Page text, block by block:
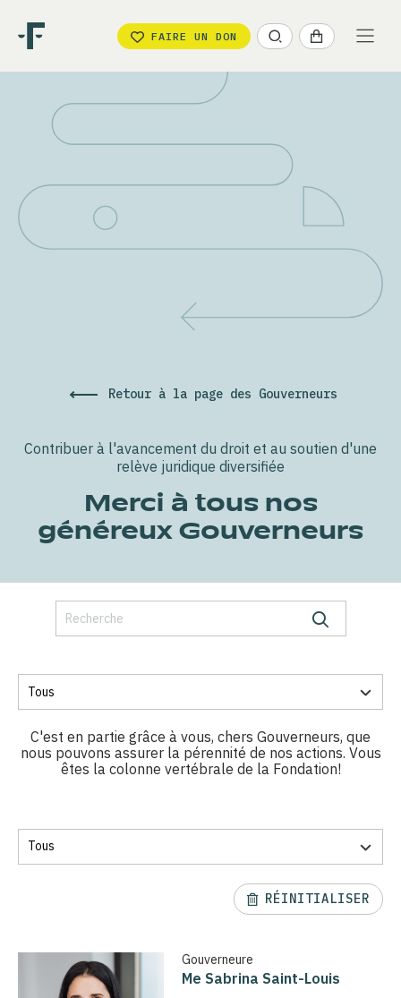
FAIRE UN DON
Retour à la page des Gouverneurs
Contribuer à l'avancement du droit et au soutien d'une
relève juridique diversifiée
Merci à tous nos
généreux Gouverneurs
C'est en partie grâce à vous, chers Gouverneurs, que
nous pouvons assurer la pérennité de nos actions. Vous
êtes la colonne vertébrale de la Fondation!
RÉINITIALISER
Gouverneure
Me Sabrina Saint-Louis